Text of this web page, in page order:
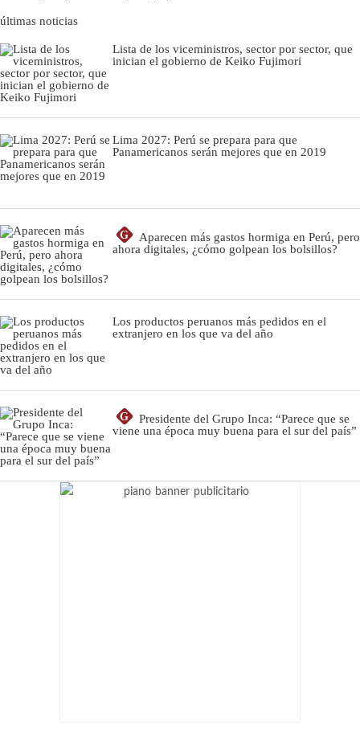
últimas noticias
Lista de los viceministros, sector por sector, que
inician el gobierno de Keiko Fujimori
Lima 2027: Perú se prepara para que
Panamericanos serán mejores que en 2019
G
Aparecen más gastos hormiga en Perú, pero
ahora digitales, ¿cómo golpean los bolsillos?
Los productos peruanos más pedidos en el
extranjero en los que va del año
G
Presidente del Grupo Inca: “Parece que se
viene una época muy buena para el sur del país”